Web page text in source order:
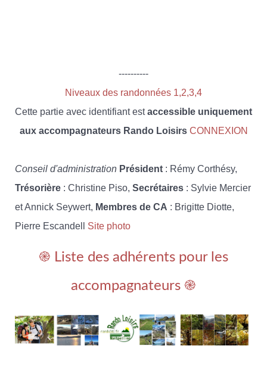
----------
Niveaux des randonnées 1,2,3,4
Cette partie avec identifiant estaccessible uniquement
aux accompagnateurs Rando Loisirs CONNEXION
Conseil d'administration Président : Rémy Corthésy,
Trésorière : Christine Piso, Secrétaires : Sylvie Mercier
et Annick Seywert, Membres de CA : Brigitte Diotte,
Pierre Escandell Site photo
֎ Liste des adhérents pour les
accompagnateurs ֎